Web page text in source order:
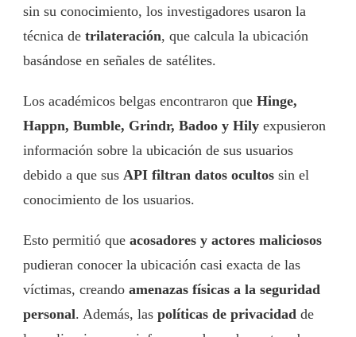
sin su conocimiento, los investigadores usaron la
técnica de trilateración, que calcula la ubicación
basándose en señales de satélites.
Los académicos belgas encontraron que Hinge,
Happn, Bumble, Grindr, Badoo y Hily expusieron
información sobre la ubicación de sus usuarios
debido a que sus API filtran datos ocultos sin el
conocimiento de los usuarios.
Esto permitió que acosadores y actores maliciosos
pudieran conocer la ubicación casi exacta de las
víctimas, creando amenazas físicas a la seguridad
personal. Además, las políticas de privacidad de